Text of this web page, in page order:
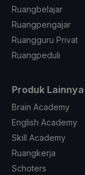
Ruangbelajar
Ruangpengajar
Ruangguru Privat
Ruangpeduli
Produk Lainnya
Brain Academy
English Academy
Skill Academy
Ruangkerja
Schoters